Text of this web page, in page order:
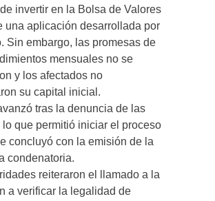
invertir en la Bolsa de Valores
una aplicación desarrollada por
Sin embargo, las promesas de
mensuales no se
y los afectados no
su capital inicial.
tras la denuncia de las
lo que permitió iniciar el proceso
concluyó con la emisión de la
condenatoria.
reiteraron el llamado a la
a verificar la legalidad de